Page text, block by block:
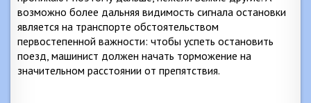
возможно более дальняя видимость сигнала остановки
является на транспорте обстоятельством
первостепенной важности: чтобы успеть остановить
поезд, машинист должен начать торможение на
значительном расстоянии от препятствия.